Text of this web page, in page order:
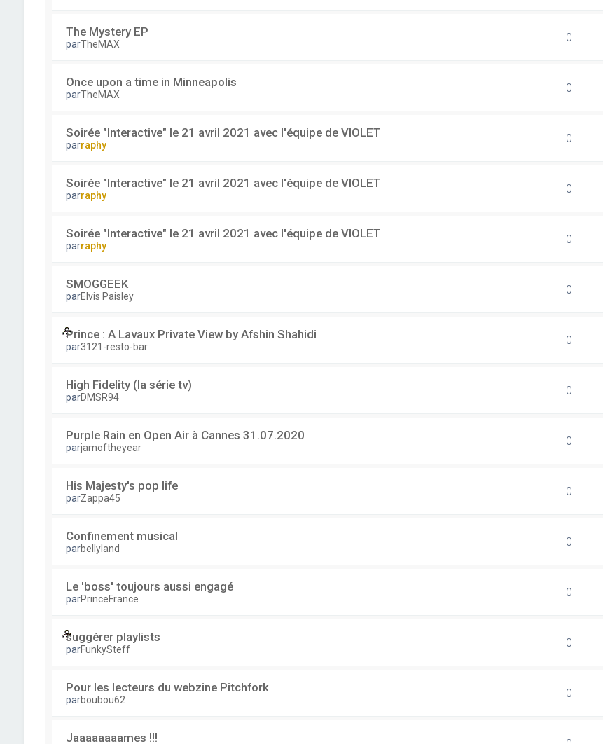
The Mystery EP
parTheMAX 0
Once upon a time in Minneapolis
parTheMAX 0
Soirée "Interactive" le 21 avril 2021 avec l'équipe de VIOLET
parraphy 0
Soirée "Interactive" le 21 avril 2021 avec l'équipe de VIOLET
parraphy 0
Soirée "Interactive" le 21 avril 2021 avec l'équipe de VIOLET
parraphy 0
SMOGGEEK
parElvis Paisley 0
Prince : A Lavaux Private View by Afshin Shahidi
par3121-resto-bar 0
High Fidelity (la série tv)
parDMSR94 0
Purple Rain en Open Air à Cannes 31.07.2020
parjamoftheyear 0
His Majesty's pop life
parZappa45 0
Confinement musical
parbellyland 0
Le 'boss' toujours aussi engagé
parPrinceFrance 0
suggérer playlists
parFunkySteff 0
Pour les lecteurs du webzine Pitchfork
parboubou62 0
Jaaaaaaaames !!!